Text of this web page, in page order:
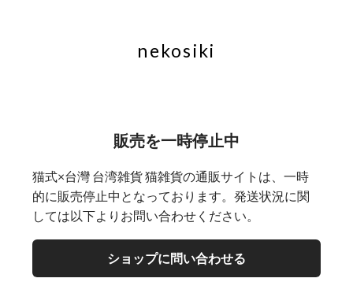
nekosiki
販売を一時停止中
猫式×台灣 台湾雑貨 猫雑貨の通販サイトは、一時
的に販売停止中となっております。発送状況に関
しては以下よりお問い合わせください。
ショップに問い合わせる